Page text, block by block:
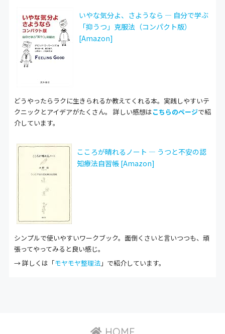
いやな気分よ、さようなら ― 自分で学ぶ
「抑うつ」克服法（コンパクト版）
[Amazon]
どうやったらラクに生きられるか教えてくれる本。実践しやすいテ
クニックとアイデアがたくさん。 詳しい感想はこちらのページで紹
介しています。
こころが晴れるノート ― うつと不安の認
知療法自習帳 [Amazon]
シンプルで使いやすいワークブック。面倒くさいと言いつつも、頑
張ってやってみると良い感じ。
→ 詳しくは「モヤモヤ整理法」で紹介しています。